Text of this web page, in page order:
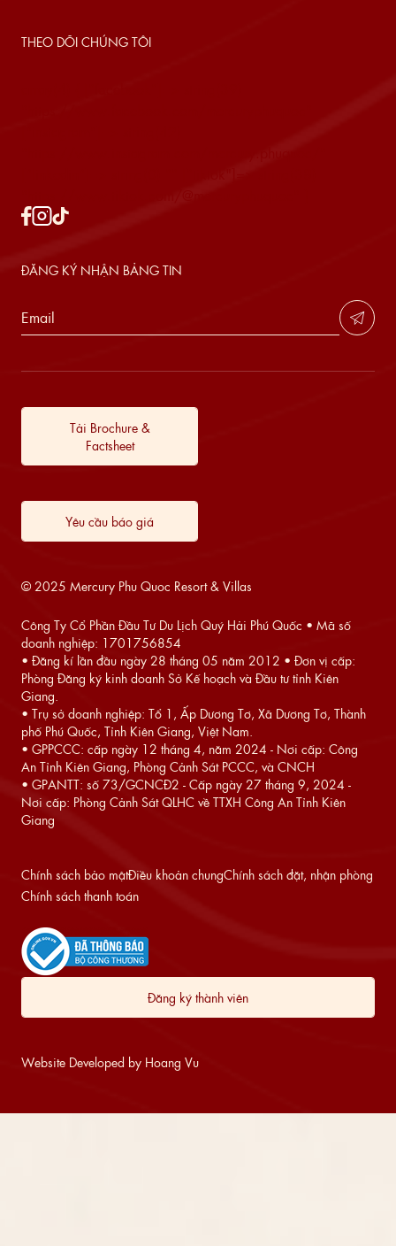
THEO DÕI CHÚNG TÔI
ĐĂNG KÝ NHẬN BẢNG TIN
Tải Brochure &
Factsheet
Yêu cầu báo giá
© 2025 Mercury Phu Quoc Resort & Villas
Công Ty Cổ Phần Đầu Tư Du Lịch Quý Hải Phú Quốc • Mã số
doanh nghiệp: 1701756854
• Đăng kí lần đầu ngày 28 tháng 05 năm 2012 • Đơn vị cấp:
Phòng Đăng ký kinh doanh Sở Kế hoạch và Đầu tư tỉnh Kiên
Giang.
• Trụ sở doanh nghiệp: Tổ 1, Ấp Dương Tơ, Xã Dương Tơ, Thành
phố Phú Quốc, Tỉnh Kiên Giang, Việt Nam.
• GPPCCC: cấp ngày 12 tháng 4, năm 2024 - Nơi cấp: Công
An Tỉnh Kiên Giang, Phòng Cảnh Sát PCCC, và CNCH
• GPANTT: số 73/GCNCĐ2 - Cấp ngày 27 tháng 9, 2024 -
Nơi cấp: Phòng Cảnh Sát QLHC về TTXH Công An Tỉnh Kiên
Giang
Chính sách bảo mậtĐiều khoản chungChính sách đặt, nhận phòng
Chính sách thanh toán
Đăng ký thành viên
Website Developed by Hoang Vu